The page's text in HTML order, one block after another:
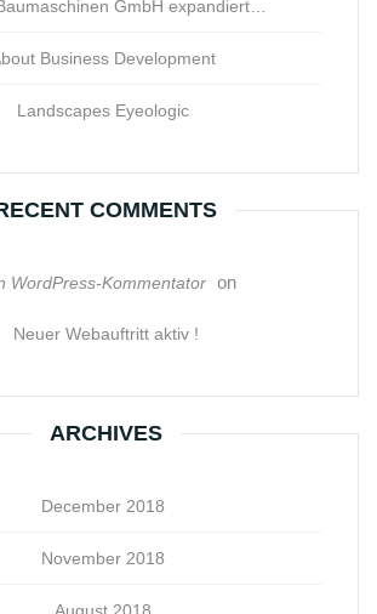
GmbH expandiert…
Business Development
Landscapes Eyeologic
COMMENTS
WordPress-Kommentator on
Neuer Webauftritt aktiv !
ARCHIVES
December 2018
November 2018